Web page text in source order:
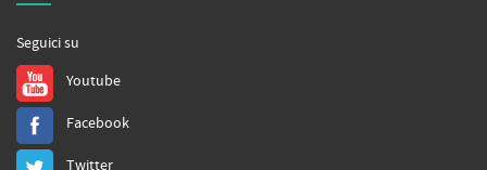
Seguici su
Youtube
Facebook
Twitter